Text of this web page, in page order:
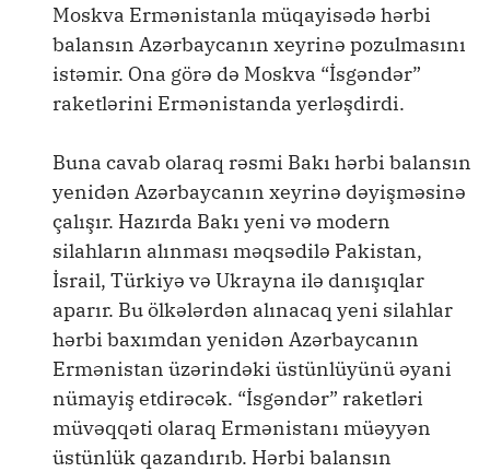
Moskva Ermənistanla müqayisədə hərbi
balansın Azərbaycanın xeyrinə pozulmasını
istəmir. Ona görə də Moskva “İsgəndər”
raketlərini Ermənistanda yerləşdirdi.
Buna cavab olaraq rəsmi Bakı hərbi balansın
yenidən Azərbaycanın xeyrinə dəyişməsinə
çalışır. Hazırda Bakı yeni və modern
silahların alınması məqsədilə Pakistan,
İsrail, Türkiyə və Ukrayna ilə danışıqlar
aparır. Bu ölkələrdən alınacaq yeni silahlar
hərbi baxımdan yenidən Azərbaycanın
Ermənistan üzərindəki üstünlüyünü əyani
nümayiş etdirəcək. “İsgəndər” raketləri
müvəqqəti olaraq Ermənistanı müəyyən
üstünlük qazandırıb. Hərbi balansın